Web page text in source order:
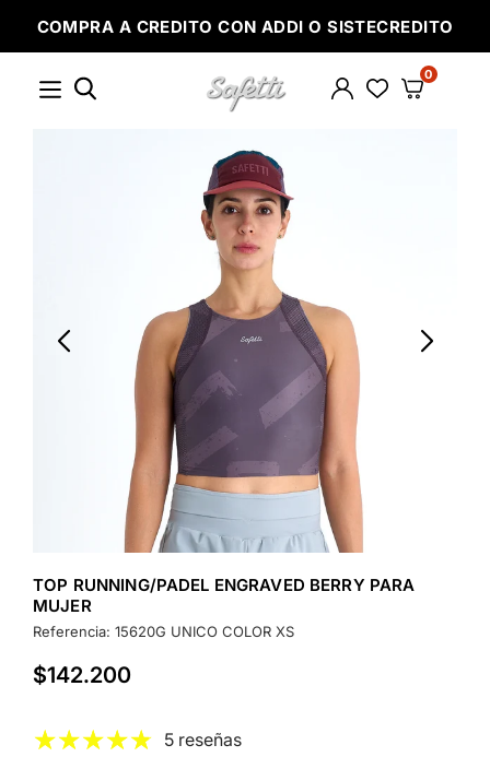
directamente
al
COMPRA A CREDITO CON ADDI O SISTECREDITO
0
TOP RUNNING/PADEL ENGRAVED BERRY PARA
MUJER
Referencia: 15620G UNICO COLOR XS
Precio
$142.200
5 reseñas